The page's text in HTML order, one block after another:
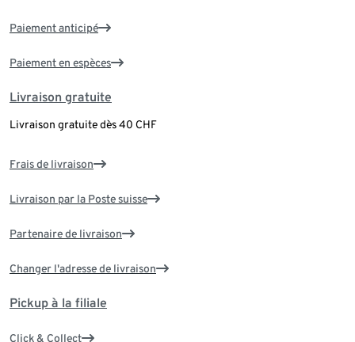
Paiement anticipé
Paiement en espèces
Livraison gratuite
Livraison gratuite dès 40 CHF
Frais de livraison
Livraison par la Poste suisse
Partenaire de livraison
Changer l'adresse de livraison
Pickup à la filiale
Click & Collect